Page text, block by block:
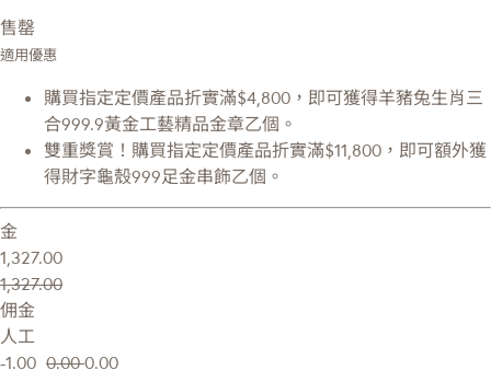
售罄
適用優惠
購買指定定價產品折實滿$4,800，即可獲得羊豬兔生肖三
合999.9黃金工藝精品金章乙個。
雙重獎賞！購買指定定價產品折實滿$11,800，即可額外獲
得財字龜殼999足金串飾乙個。
金
1,327.00
1,327.00
佣金
人工
-1.00 0.000.00